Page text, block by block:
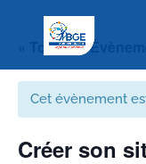
« Tous les
Cet évènement
Créer son